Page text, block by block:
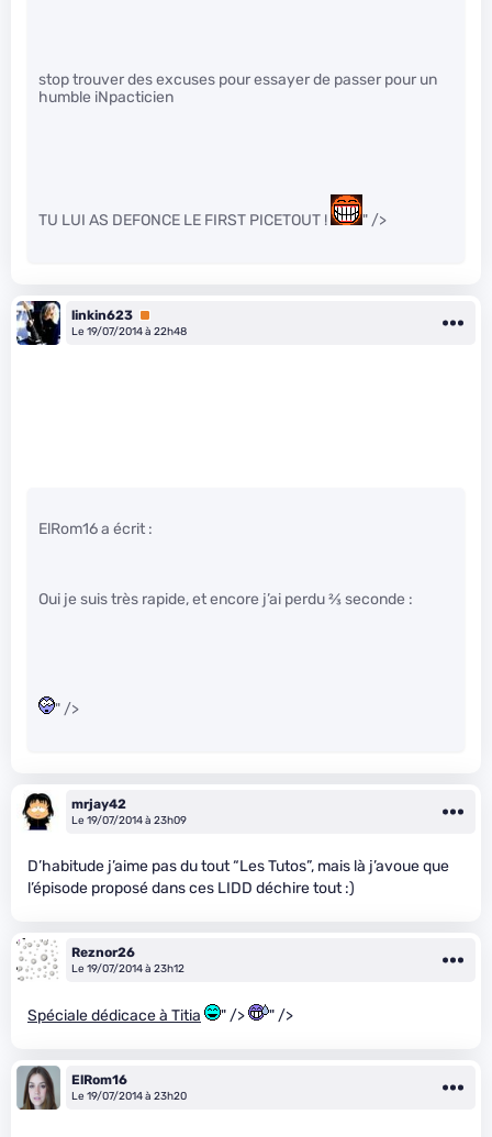
stop trouver des excuses pour essayer de passer pour un
humble iNpacticien
TU LUI AS DEFONCE LE FIRST PICETOUT ! " />
linkin623 Premium
Le 19/07/2014 à 22h48
ElRom16 a écrit :
Oui je suis très rapide, et encore j’ai perdu2⁄3seconde :
" />
mrjay42
Le 19/07/2014 à 23h09
D’habitude j’aime pas du tout “Les Tutos”, mais là j’avoue que
l’épisode proposé dans ces LIDD déchire tout :)
Reznor26
Le 19/07/2014 à 23h12
Spéciale dédicace à Titia " /> " />
ElRom16
Le 19/07/2014 à 23h20